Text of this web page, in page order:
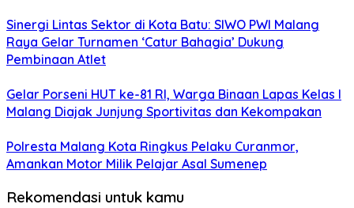
Sinergi Lintas Sektor di Kota Batu: SIWO PWI Malang
Raya Gelar Turnamen ‘Catur Bahagia’ Dukung
Pembinaan Atlet
Gelar Porseni HUT ke-81 RI, Warga Binaan Lapas Kelas I
Malang Diajak Junjung Sportivitas dan Kekompakan
Polresta Malang Kota Ringkus Pelaku Curanmor,
Amankan Motor Milik Pelajar Asal Sumenep
Rekomendasi untuk kamu